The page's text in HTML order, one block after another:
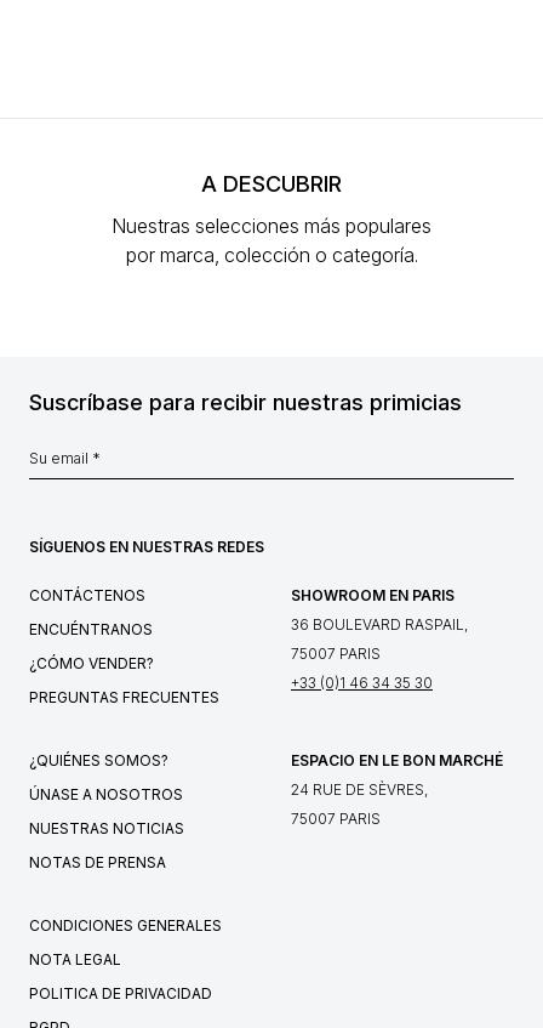
A DESCUBRIR
Nuestras selecciones más populares
por marca, colección o categoría.
Suscríbase para recibir nuestras primicias
SÍGUENOS EN NUESTRAS REDES
CONTÁCTENOS
ENCUÉNTRANOS
¿CÓMO VENDER?
PREGUNTAS FRECUENTES
SHOWROOM EN PARIS
36 BOULEVARD RASPAIL,
75007 PARIS
+33 (0)1 46 34 35 30
¿QUIÉNES SOMOS?
ÚNASE A NOSOTROS
NUESTRAS NOTICIAS
NOTAS DE PRENSA
ESPACIO EN LE BON MARCHÉ
24 RUE DE SÈVRES,
75007 PARIS
CONDICIONES GENERALES
NOTA LEGAL
POLITICA DE PRIVACIDAD